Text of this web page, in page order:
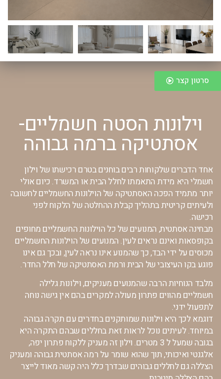
סרטון קצר
וילונות הסטה חשמליים-
אסתטיקה ברמה גבוהה
אחד הדברים שלקוחות רבים בוחנים בטרם רכישתו של וילון
חשמלי היא מידת התאמתו לחלל הבית או המשרד. כיום אולי
יותר מתמיד הפכה האסתטיקה של הוילונות החשמליים לחשובה
ולעיתים קריטית בתהליך קבלת ההחלטה של הלקוח לפני
רכישה.
מבחינה אסתטית, המנועים של כל הוילונות החשמליים מחופים
בקופסאות ואינם נראים לעין. המנועים של הוילונות החשמליים
מכוסים על ידי הבד, כך שהמנוע אינו נראה לעין, ובכך גם אינו
פוגע בקו העיצובי של הבית ורמת האסתטיקה של חלל החדר.
מלבד הנוחיות הרבה שהמנועים מעניקים, וילונות גלילה
חשמליים מהווים פתרון מעולה למקרים בהם אין גישה נוחה
לתפעול ידני.
דוגמא לכך היא וילונות שמותקנים בחדרים עם תקרה גבוהה
במיוחד. לעיתים נוכל לראות זאת בחללים שבהם התקרה היא
בגובה שמעל ל 3 מטרים. וילון זה מעניק ללקוח פתרון יפה,
אלגנטי ואיכותי, תוך שהוא שומר על רמה אסתטית גבוהה ומעניק
הצללה גם לחללים גבוהים שבדרך כלל היה קשה מאוד לייצר